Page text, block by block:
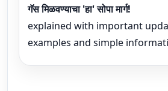
गॅस मिळवण्याचा 'हा' सोपा मार्ग!
explained with important
examples and simple